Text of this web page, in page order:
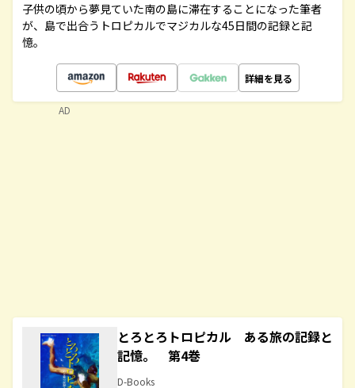
子供の頃から夢見ていた南の島に滞在することになった筆者
が、島で出合うトロピカルでマジカルな45日間の記録と記
憶。
詳細を見る
とろとろトロピカル ある旅の記録と
記憶。 第4巻
D-Books
AD